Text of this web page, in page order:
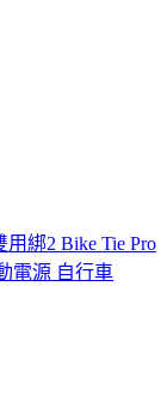
綁2 Bike Tie Pro
電源 自行車